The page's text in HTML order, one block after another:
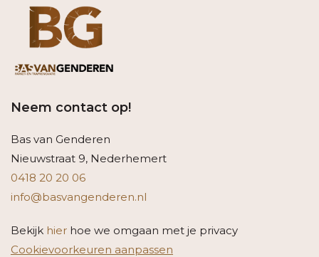
Neem contact op!
Bas van Genderen
Nieuwstraat 9, Nederhemert
0418 20 20 06
info@basvangenderen.nl
Bekijk hier hoe we omgaan met je privacy
Cookievoorkeuren aanpassen